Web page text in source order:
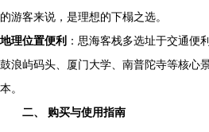
的游客来说，是理想的下榻之选。
地理位置便利 ：思海客栈多选址于交通便
鼓浪屿码头、厦门大学、南普陀寺等核心
本。
二、 购买与使用指南